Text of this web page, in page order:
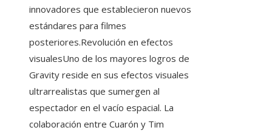
innovadores que establecieron nuevos
estándares para filmes
posteriores.Revolución en efectos
visualesUno de los mayores logros de
Gravity reside en sus efectos visuales
ultrarrealistas que sumergen al
espectador en el vacío espacial. La
colaboración entre Cuarón y Tim